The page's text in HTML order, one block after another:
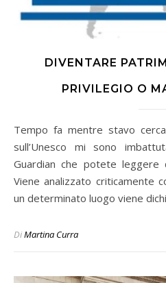
DIVENTARE
PRIVILEGIO O
Tempo fa mentre stavo cercando su Google alcuni dati
sull’Unesco mi sono
Guardian che potete
Viene analizzato criticamente
un determinato luogo viene
DiMartina Curra